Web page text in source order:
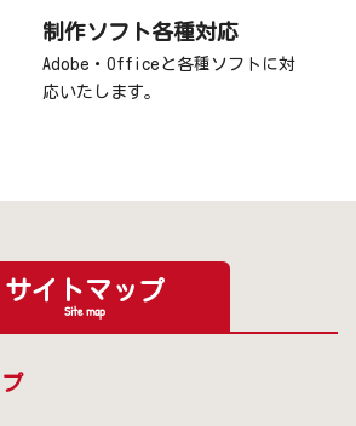
制作ソフト各種対応
Adobe・Officeと各種ソフトに対
応いたします。
サイトマップ
Site map
プ